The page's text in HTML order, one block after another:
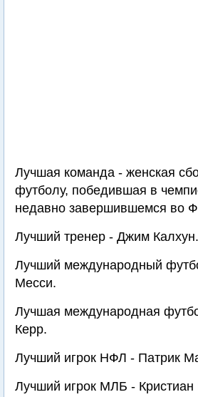
Лучшая команда - женская
футболу, победившая в
недавно завершившемся во
Лучший тренер - Джим Калхун.
Лучший международный
Месси.
Лучшая международная
Керр.
Лучший игрок НФЛ - Патрик
Лучший игрок МЛБ - Кристиан